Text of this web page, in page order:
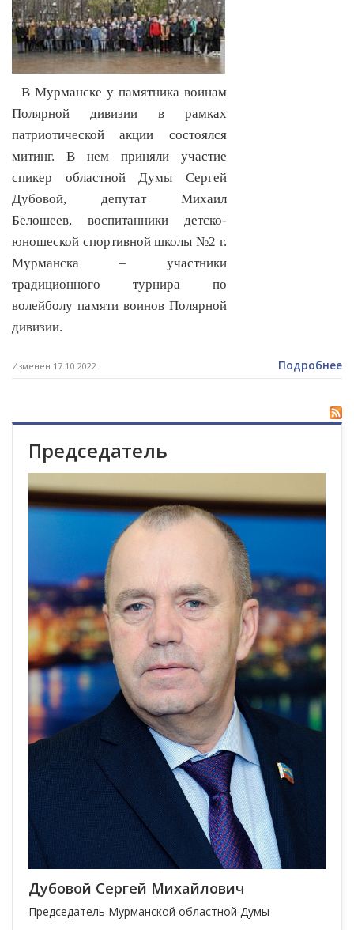
В Мурманске у памятника воинам
Полярной дивизии в рамках
патриотической акции состоялся
митинг. В нем приняли участие
спикер областной Думы Сергей
Дубовой, депутат Михаил
Белошеев, воспитанники детско-
юношеской спортивной школы №2 г.
Мурманска – участники
традиционного турнира по
волейболу памяти воинов Полярной
дивизии.
Изменен 17.10.2022 Подробнее
Председатель
Дубовой Сергей Михайлович
Председатель Мурманской областной Думы